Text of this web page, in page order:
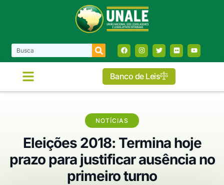
Banco de Leis
NOTÍCIAS
Eleições 2018: Termina hoje
prazo para justificar ausência no
primeiro turno